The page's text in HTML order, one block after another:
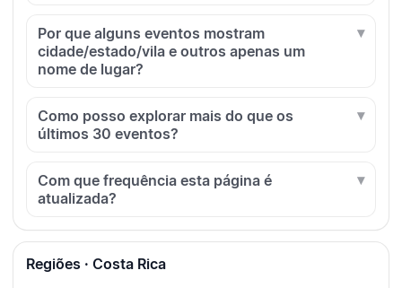
Por que alguns eventos mostram
cidade/estado/vila e outros apenas um
nome de lugar?
Como posso explorar mais do que os
últimos 30 eventos?
Com que frequência esta página é
atualizada?
Regiões · Costa Rica